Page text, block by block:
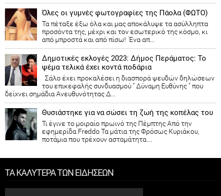
Όλες οι γυμνές φωτογραφίες της Πάολα (ΦΩΤΟ)
Τα πέταξε έξω όλα και μας αποκάλυψε τα ασύλληπτα
προσόντα της, μέχρι και τον εσωτερικό της κόσμο, κι
από μπροστά και από πίσω! Ένα απ...
Δημοτικές εκλογές 2023: Δήμος Περάματος: Το
ψέμα τελικά έχει κοντά ποδάρια
Σάλο έχει προκαλέσει η διασπορά ψευδών δηλώσεων
του επικεφαλής συνδυασμού " Δύναμη Ευθύνης " που
δείχνει σημάδια Ανευθυνότητας Δ...
Θυσιάστηκε για να σώσει τη ζωή της κοπέλας του
Τι έγινε το μοιραίο πρωινό της Πέμπτης Από την
εφημερίδα Freddo Τα μάτια της Φρόσως Κυριάκου,
ποτάμια που τρέχουν ασταμάτητα....
ΤΑ ΚΑΛΥΤΕΡΑ ΤΩΝ ΕΙΔΗΣΕΩΝ